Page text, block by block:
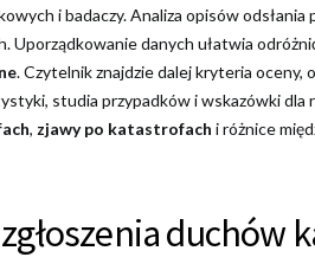
i badaczy. Analiza opisów odsłania
Uporządkowanie danych ułatwia
. Czytelnik znajdzie dalej kryteria oceny,
studia przypadków i wskazówki dla
, zjawy po katastrofach i różnice
duchów